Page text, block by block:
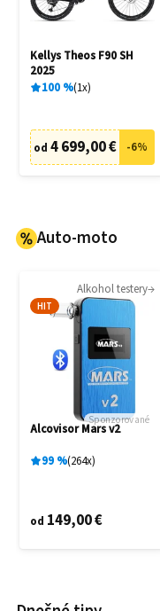
Kellys Theos F90 SH
2025
100% 1x
od 4 699,00 € -6%
Auto-moto
Alkohol testery
HIT
Sponzorované
Alcovisor Mars v2
99% 264x
od 149,00 €